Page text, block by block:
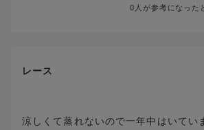
0 人が参考になった
レース
涼しくて蒸れないので一年中はいてい